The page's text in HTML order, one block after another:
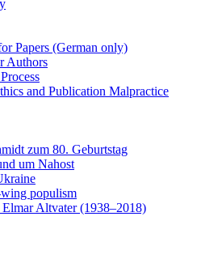
Papers (German only)
Authors
and Publication Malpractice
zum 80. Geburtstag
um Nahost
populism
Altvater (1938–2018)